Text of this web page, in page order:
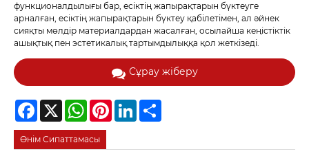
функционалдылығы бар, есіктің жапырақтарын бүктеуге
арналған, есіктің жапырақтарын бүктеу қабілетімен, ал әйнек
сияқты мөлдір материалдардан жасалған, осылайша кеңістіктік
ашықтық пен эстетикалық тартымдылыққа қол жеткізеді.
Сұрау жіберу
Facebook
X WhatsAppPinterestLinkedIn
Өнім Сипаттамасы